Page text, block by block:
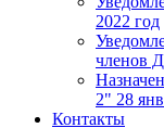
2022 год
членов
2" 28
Контакты